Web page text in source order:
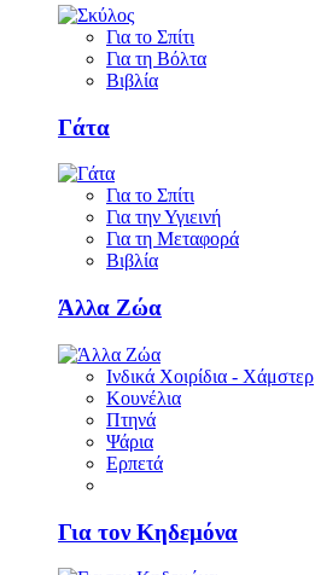
Για το Σπίτι
Για τη Βόλτα
Βιβλία
Γάτα
Για το Σπίτι
Για την Υγιεινή
Για τη Μεταφορά
Βιβλία
Άλλα Ζώα
Ινδικά Χοιρίδια - Χάμστερ
Κουνέλια
Πτηνά
Ψάρια
Ερπετά
Για τον Κηδεμόνα